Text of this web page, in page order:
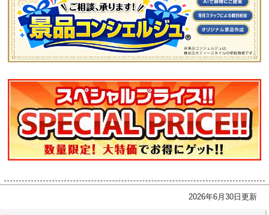
2026年6月30日更新